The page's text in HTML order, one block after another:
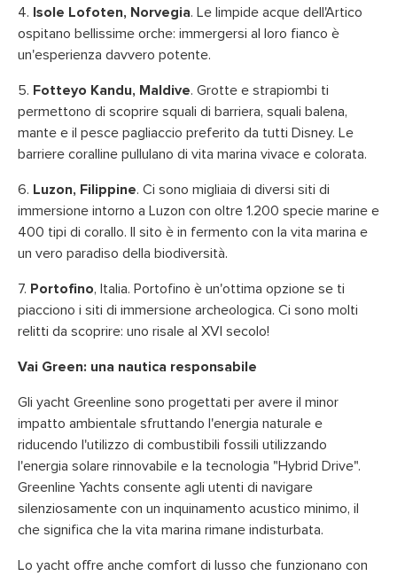
4. Isole Lofoten, Norvegia. Le limpide acque dell'Artico
ospitano bellissime orche: immergersi al loro fianco è
un'esperienza davvero potente.
5. Fotteyo Kandu, Maldive. Grotte e strapiombi ti
permettono di scoprire squali di barriera, squali balena,
mante e il pesce pagliaccio preferito da tutti Disney. Le
barriere coralline pullulano di vita marina vivace e colorata.
6. Luzon, Filippine. Ci sono migliaia di diversi siti di
immersione intorno a Luzon con oltre 1.200 specie marine e
400 tipi di corallo. Il sito è in fermento con la vita marina e
un vero paradiso della biodiversità.
7. Portofino, Italia. Portofino è un'ottima opzione se ti
piacciono i siti di immersione archeologica. Ci sono molti
relitti da scoprire: uno risale al XVI secolo!
Vai Green: una nautica responsabile
Gli yacht Greenline sono progettati per avere il minor
impatto ambientale sfruttando l'energia naturale e
riducendo l'utilizzo di combustibili fossili utilizzando
l'energia solare rinnovabile e la tecnologia "Hybrid Drive".
Greenline Yachts consente agli utenti di navigare
silenziosamente con un inquinamento acustico minimo, il
che significa che la vita marina rimane indisturbata.
Lo yacht offre anche comfort di lusso che funzionano con